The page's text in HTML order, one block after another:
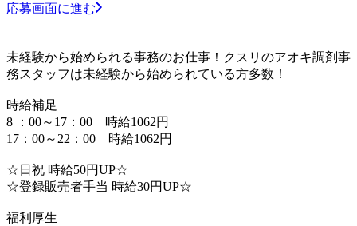
応募画面に進む
未経験から始められる事務のお仕事！クスリのアオキ調剤事
務スタッフは未経験から始められている方多数！
時給補足
8 ：00～17：00 時給1062円
17：00～22：00 時給1062円
☆日祝 時給50円UP☆
☆登録販売者手当 時給30円UP☆
福利厚生